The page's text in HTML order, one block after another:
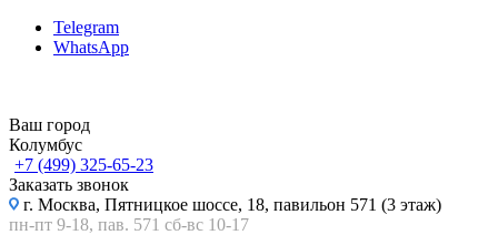
Telegram
WhatsApp
Ваш город
Колумбус
+7 (499) 325-65-23
Заказать звонок
г. Москва, Пятницкое шоссе, 18, павильон 571 (3 этаж)
пн-пт 9-18, пав. 571 сб-вс 10-17